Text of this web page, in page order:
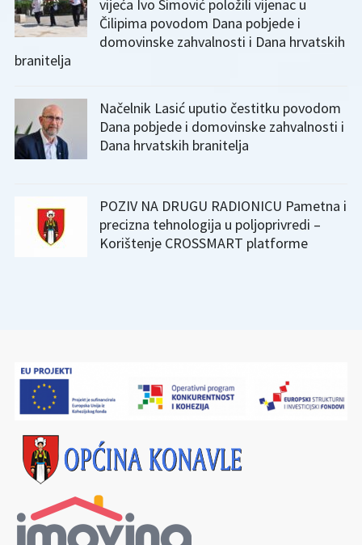
vijeća Ivo Simović položili vijenac u
Čilipima povodom Dana pobjede i
domovinske zahvalnosti i Dana hrvatskih
branitelja
Načelnik Lasić uputio čestitku povodom
Dana pobjede i domovinske zahvalnosti i
Dana hrvatskih branitelja
POZIV NA DRUGU RADIONICU Pametna i
precizna tehnologija u poljoprivredi –
Korištenje CROSSMART platforme